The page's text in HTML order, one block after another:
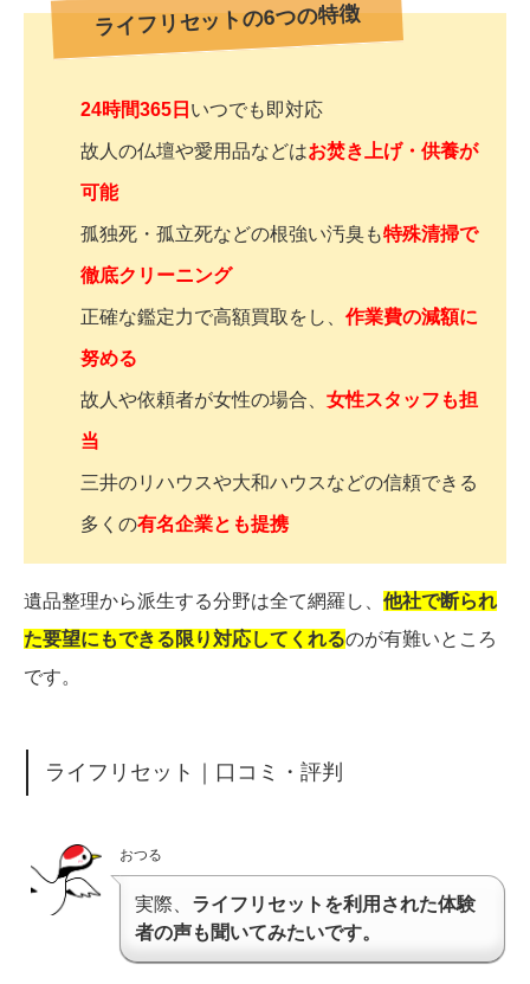
ライフリセットの6つの特徴
24時間365日 いつでも即対応
故人の仏壇や愛用品などはお焚き上げ・供養が
可能
孤独死・孤立死などの根強い汚臭も特殊清掃で
徹底クリーニング
正確な鑑定力で高額買取をし、 作業費の減額に
努める
故人や依頼者が女性の場合、 女性スタッフも担
当
三井のリハウスや大和ハウスなどの信頼できる
多くの有名企業とも提携
遺品整理から派生する分野は全て網羅し、 他社で断られ
た要望にもできる限り対応してくれるのが有難いところ
です。
ライフリセット｜口コミ・評判
おつる
実際、 ライフリセットを利用された体験
者の声も聞いてみたいです。